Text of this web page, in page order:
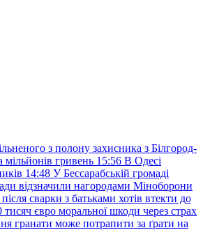
з полону захисника з Білгород-
мільйонів гривень 15:56 В Одесі
14:48 У Бессарабській громаді
відзначили нагородами Міноборони
сварки з батьками хотів втекти до
євро моральної шкоди через страх
гранати може потрапити за ґрати на